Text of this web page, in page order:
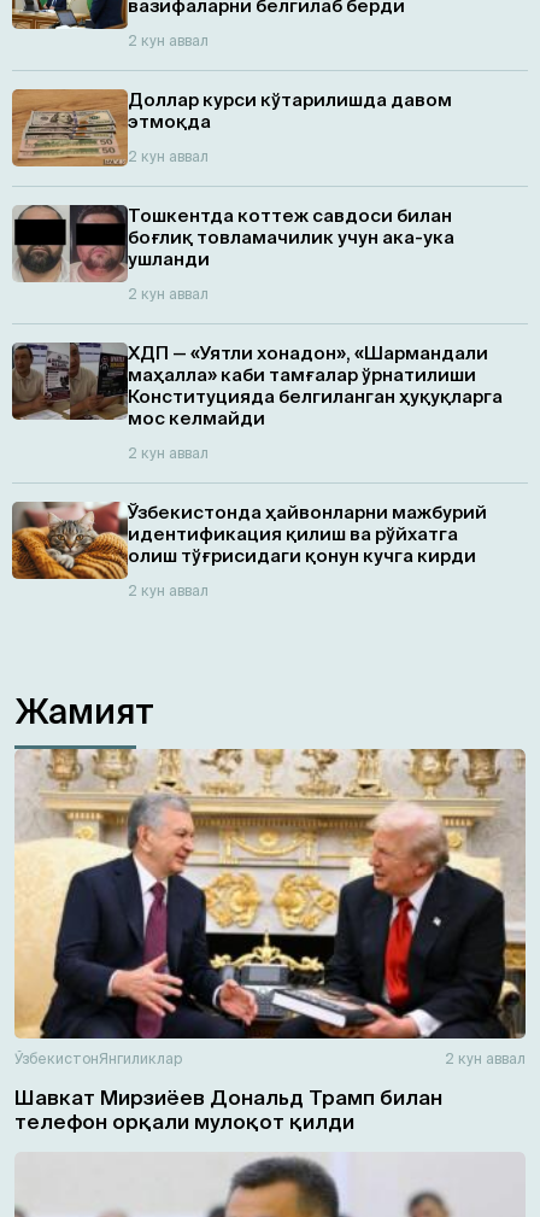
вазифаларни белгилаб берди
2 кун аввал
Доллар курси кўтарилишда давом
этмоқда
2 кун аввал
Тошкентда коттеж савдоси билан
боғлиқ товламачилик учун ака-ука
ушланди
2 кун аввал
ХДП — «Уятли хонадон», «Шармандали
маҳалла» каби тамғалар ўрнатилиши
Конституцияда белгиланган ҳуқуқларга
мос келмайди
2 кун аввал
Ўзбекистонда ҳайвонларни мажбурий
идентификация қилиш ва рўйхатга
олиш тўғрисидаги қонун кучга кирди
2 кун аввал
Жамият
ЎзбекистонЯнгиликлар 2 кун аввал
Шавкат Мирзиёев Дональд Трамп билан
телефон орқали мулоқот қилди